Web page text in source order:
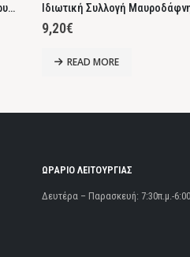
Merlot Αντωνοπούλου 2008 Π.Γ.Ε. Αχαΐα Ερυθρός Ξηρός
9,20€
READ MORE
ΩΡΑΡΙΟ ΛΕΙΤΟΥΡΓΙΑΣ
Δευτέρα – Παρασκευή: 7:30π.μ.-